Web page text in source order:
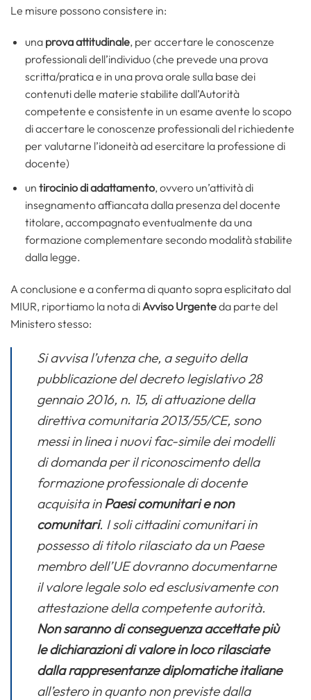
Le misure possono consistere in:
una prova attitudinale, per accertare le conoscenze
professionali dell’individuo (che prevede una prova
scritta/pratica e in una prova orale sulla base dei
contenuti delle materie stabilite dall’Autorità
competente e consistente in un esame avente lo scopo
di accertare le conoscenze professionali del richiedente
per valutarne l’idoneità ad esercitare la professione di
docente)
un tirocinio di adattamento, ovvero un’attività di
insegnamento affiancata dalla presenza del docente
titolare, accompagnato eventualmente da una
formazione complementare secondo modalità stabilite
dalla legge.
A conclusione e a conferma di quanto sopra esplicitato dal
MIUR, riportiamo la nota di Avviso Urgenteda parte del
Ministero stesso:
Si avvisa l’utenza che, a seguito della
pubblicazione del decreto legislativo 28
gennaio 2016, n. 15, di attuazione della
direttiva comunitaria 2013/55/CE, sono
messi in linea i nuovi fac-simile dei modelli
di domanda per il riconoscimento della
formazione professionale di docente
acquisita in Paesi comunitari e non
comunitari. I soli cittadini comunitari in
possesso di titolo rilasciato da un Paese
membro dell’UE dovranno documentarne
il valore legale solo ed esclusivamente con
attestazione della competente autorità.
Non saranno di conseguenza accettate più
le dichiarazioni di valore in loco rilasciate
dalla rappresentanze diplomatiche italiane
all’estero in quanto non previste dalla